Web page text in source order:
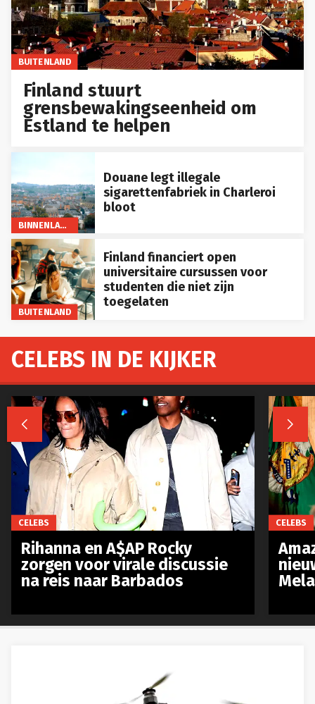
BUITENLAND
Finland stuurt
grensbewakingseenheid om
Estland te helpen
BINNENLAND
Douane legt illegale
sigarettenfabriek in Charleroi
bloot
BUITENLAND
Finland financiert open
universitaire cursussen voor
studenten die niet zijn
toegelaten
CELEBS IN DE KIJKER
 
CELEBS
Rihanna en A$AP Rocky
zorgen voor virale discussie
na reis naar Barbados
CELEBS